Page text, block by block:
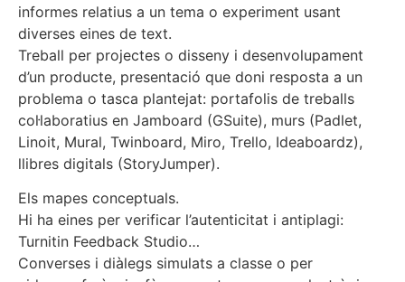
informes relatius a un tema o experiment usant
diverses eines de text.
Treball per projectes o disseny i desenvolupament
d’un producte, presentació que doni resposta a un
problema o tasca plantejat: portafolis de treballs
col·laboratius en Jamboard (GSuite), murs (Padlet,
Linoit, Mural, Twinboard, Miro, Trello, Ideaboardz),
llibres digitals (StoryJumper).
Els mapes conceptuals.
Hi ha eines per verificar l’autenticitat i antiplagi:
Turnitin Feedback Studio…
Converses i diàlegs simulats a classe o per